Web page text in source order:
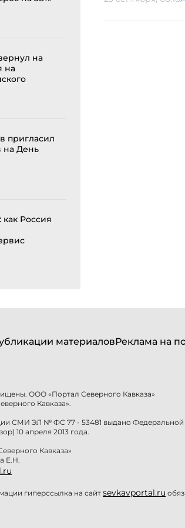
на
на
пригласил
на День
Россия
материаловРеклама на
ООО «Портал Северного Кавказа»
Кавказа».
СМИ ЭЛ № ФС 77 - 53481 выдано
10 апреля 2013 года.
Кавказа»
Е.Н.
гиперссылка на сайтsevkavportal.ru